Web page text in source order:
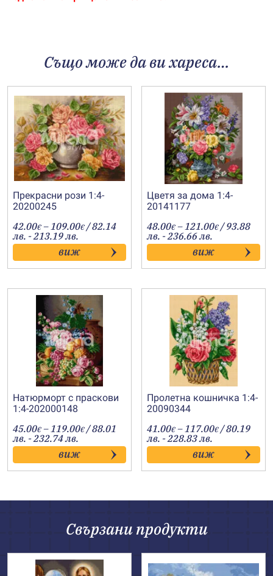
Също може да ви хареса…
Прекрасни рози 1:4-
20200245
42.00€ –109.00€Price
range:
42.00€
through
109.00€
/ 82.14
лв. - 213.19 лв.
виж
Цветя за дома 1:4-
20141177
48.00€ –121.00€Price
range:
48.00€
through
121.00€
/ 93.88
лв. - 236.66 лв.
виж
Натюрморт с праскови
1:4-202000148
45.00€ –119.00€Price
range:
45.00€
through
119.00€
/ 88.01
лв. - 232.74 лв.
виж
Пролетна кошничка 1:4-
20090344
41.00€ –117.00€Price
range:
41.00€
through
117.00€
/ 80.19
лв. - 228.83 лв.
виж
Свързани продукти